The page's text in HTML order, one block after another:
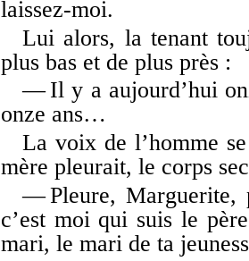
laissez-moi.
Lui alors, la tenant
plus bas et de plus près :
— Il y a aujourd’hui
onze ans…
La voix de l’homme
mère pleurait, le corps
— Pleure, Marguerite,
c’est moi qui suis le
mari, le mari de ta